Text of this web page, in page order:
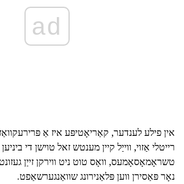
ad
אין פילע לענדער, קאַריאָטיפּע איז אַ
רייטלי אַזוי, ווייַל קיין מענטש זאל טוישן די ביניען
טשראָמאָסאָמעס, וואָס טוט ניט ווירקן זייַן
נאָר פּאַסירן ווען פּלאַנירונג שוואַנגערשאַפט.